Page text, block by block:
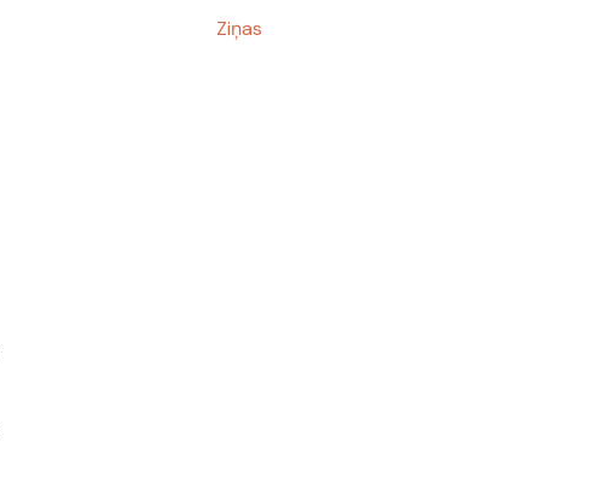
Ziņas